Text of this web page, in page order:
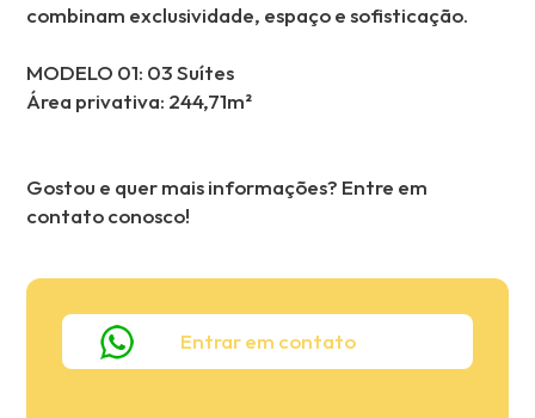
combinam exclusividade, espaço e sofisticação.
MODELO 01: 03 Suítes
Área privativa: 244,71m²
Gostou e quer mais informações? Entre em
contato conosco!
Entrar em contato